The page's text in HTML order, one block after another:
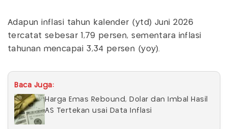
Adapun inflasi tahun kalender (ytd) Juni 2026
tercatat sebesar 1,79 persen, sementara inflasi
tahunan mencapai 3,34 persen (yoy).
Baca Juga:
Harga Emas Rebound, Dolar dan Imbal Hasil
AS Tertekan usai Data Inflasi